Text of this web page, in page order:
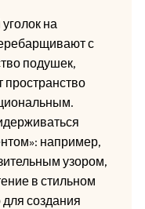
на
с
подушек,
пространство
например,
узором,
в стильном
создания